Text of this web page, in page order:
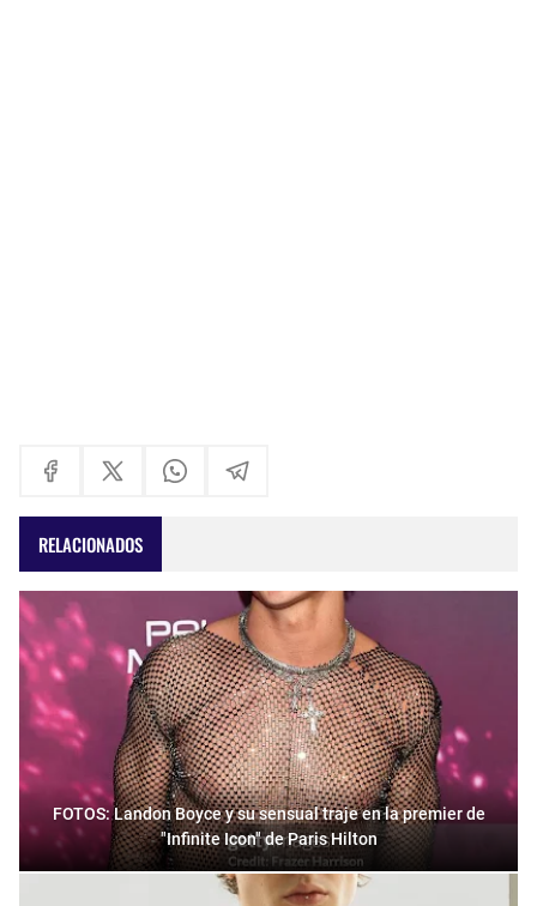
RELACIONADOS
FOTOS: Landon Boyce y su sensual traje en la premier de
"Infinite Icon" de Paris Hilton